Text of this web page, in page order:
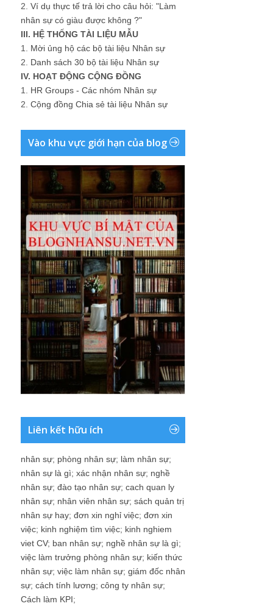
2. Ví dụ thực tế trả lời cho câu hỏi: "Làm
nhân sự có giàu được không ?"
III. HỆ THỐNG TÀI LIỆU MẪU
1. Mời ủng hộ các bộ tài liệu Nhân sự
2. Danh sách 30 bộ tài liệu Nhân sự
IV. HOẠT ĐỘNG CỘNG ĐỒNG
1. HR Groups - Các nhóm Nhân sự
2. Cộng đồng Chia sẻ tài liệu Nhân sự
Vào khu vực giới hạn của blog
Liên kết hữu ích
nhân sự; phòng nhân sự; làm nhân sự;
nhân sự là gì; xác nhận nhân sự; nghề
nhân sự; đào tạo nhân sự; cach quan ly
nhân sự; nhân viên nhân sự; sách quản trị
nhân sự hay; đơn xin nghỉ việc; đơn xin
việc; kinh nghiệm tìm việc; kinh nghiem
viet CV; ban nhân sự; nghề nhân sự là gì;
việc làm trưởng phòng nhân sự; kiến thức
nhân sự; việc làm nhân sự; giám đốc nhân
sự; cách tính lương; công ty nhân sự;
Cách làm KPI;